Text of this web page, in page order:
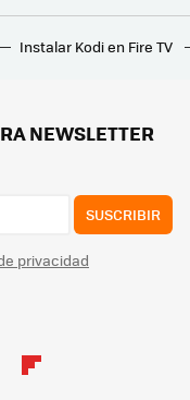
Los OLED 2026 de LG ya se venden en España con hasta 400 euros de descuento: así quedan todos los precios
"Máximas de +45 ºC e incluso otros valores que no me atrevo a mencionar": los expertos ya temen una ola de calor extraordinaria la semana que viene
Instalar Kodi en Fire TV
NEWSLETTER
SUSCRIBIR
privacidad